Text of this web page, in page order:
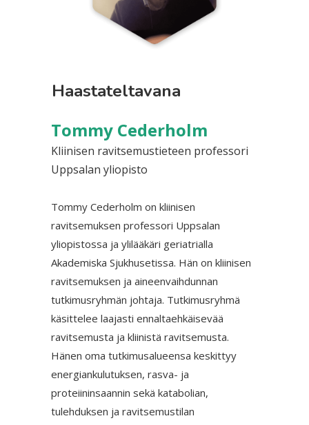
Haastateltavana
Tommy Cederholm
Kliinisen ravitsemustieteen professori
Uppsalan yliopisto
Tommy Cederholm on kliinisen
ravitsemuksen professori Uppsalan
yliopistossa ja ylilääkäri geriatrialla
Akademiska Sjukhusetissa. Hän on kliinisen
ravitsemuksen ja aineenvaihdunnan
tutkimusryhmän johtaja. Tutkimusryhmä
käsittelee laajasti ennaltaehkäisevää
ravitsemusta ja kliinistä ravitsemusta.
Hänen oma tutkimusalueensa keskittyy
energiankulutuksen, rasva- ja
proteiininsaannin sekä katabolian,
tulehduksen ja ravitsemustilan